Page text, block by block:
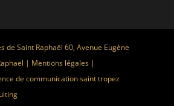
de Saint Raphaël 60, Avenue Eugène
| Mentions légales |
de communication saint tropez